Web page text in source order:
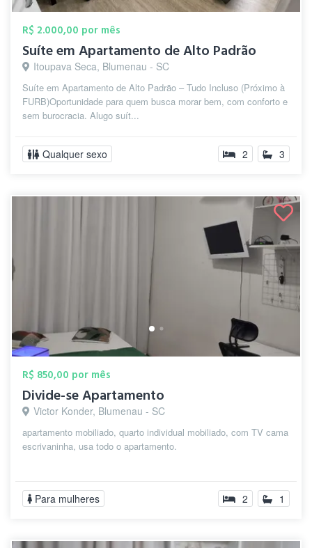
R$ 2.000,00 por mês
Suíte em Apartamento de Alto Padrão
Itoupava Seca, Blumenau - SC
Suíte em Apartamento de Alto Padrão – Tudo Incluso (Próximo à
FURB) ​Oportunidade para quem busca morar bem, com conforto e
sem burocracia. Alugo suít...
Qualquer sexo 2 3
R$ 850,00 por mês
Divide-se Apartamento
Victor Konder, Blumenau - SC
apartamento mobiliado, quarto individual mobiliado, com TV cama
escrivaninha, usa todo o apartamento.
Para mulheres 2 1